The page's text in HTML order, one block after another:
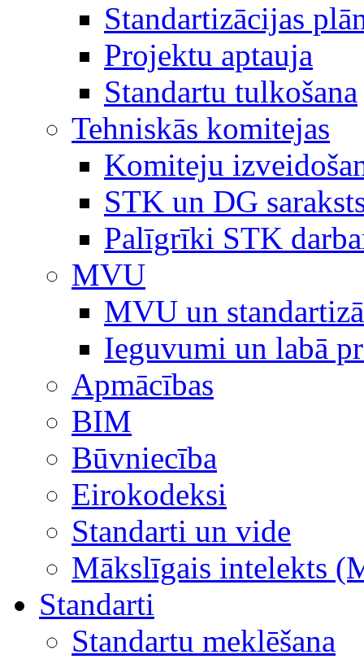
Standartizācijas
Projektu aptauja
Standartu tulkošana
Tehniskās komitejas
Komiteju
STK un DG
Palīgrīki STK
MVU
MVU un
Ieguvumi un labā
Apmācības
BIM
Būvniecība
Eirokodeksi
Standarti un vide
Mākslīgais intelekts
Standarti
Standartu meklēšana